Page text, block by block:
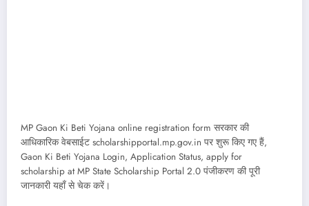
MP Gaon Ki Beti Yojana online registration form सरकार की
आधिकारिक वेबसाईट scholarshipportal.mp.gov.in पर शुरू किए गए हैं,
Gaon Ki Beti Yojana Login, Application Status, apply for
scholarship at MP State Scholarship Portal 2.0 पंजीकरण की पूरी
जानकारी यहाँ से चेक करें।